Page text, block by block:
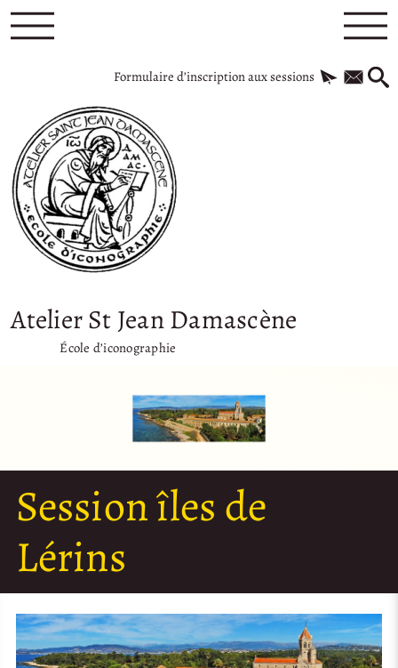
Formulaire d’inscription aux sessions
Atelier St Jean Damascène
École d’iconographie
Session îles de
Lérins